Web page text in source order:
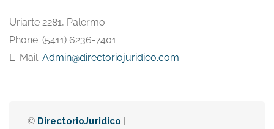
Uriarte 2281, Palermo
Phone: (5411) 6236-7401
E-Mail: Admin@directoriojuridico.com
© DirectorioJuridico